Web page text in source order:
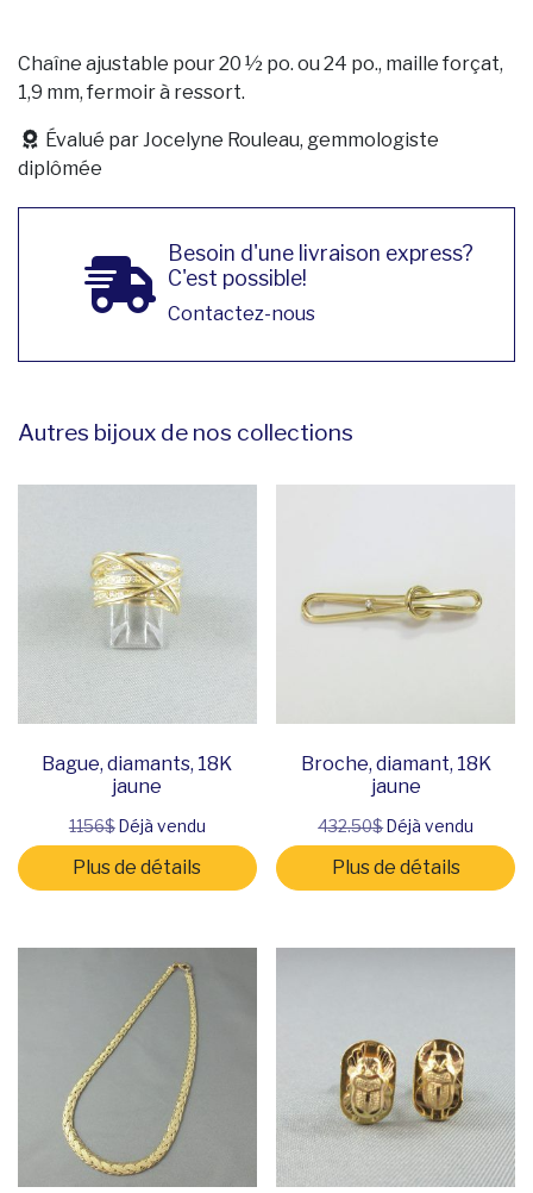
Chaîne ajustable pour 20 ½ po. ou 24 po., maille forçat,
1,9 mm, fermoir à ressort.
Évalué par Jocelyne Rouleau, gemmologiste
diplômée
Besoin d'une livraison express?
C'est possible!
Contactez-nous
Autres bijoux de nos collections
Bague, diamants, 18K
jaune
1156$Déjà vendu
Plus de détails
Broche, diamant, 18K
jaune
432.50$Déjà vendu
Plus de détails